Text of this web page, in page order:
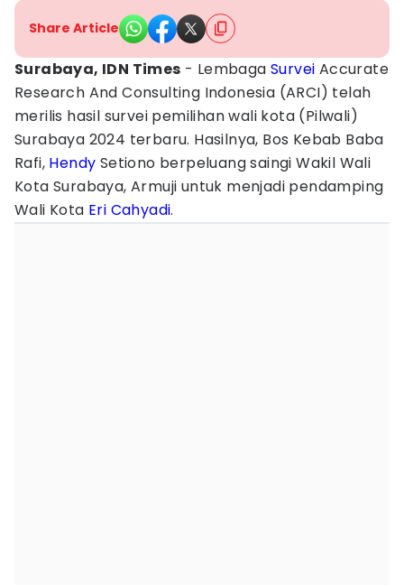
Share Article
Surabaya, IDN Times - LembagaSurvei Accurate
Research And Consulting Indonesia (ARCI) telah
merilis hasil survei pemilihan wali kota (Pilwali)
Surabaya 2024 terbaru. Hasilnya, Bos Kebab Baba
Rafi, Hendy Setiono berpeluang saingi Wakil Wali
Kota Surabaya, Armuji untuk menjadi pendamping
Wali Kota Eri Cahyadi.